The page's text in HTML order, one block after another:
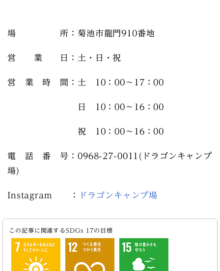
場 所：菊池市龍門910番地
営 業 日：土・日・祝
営 業 時 間：土 10：00～17：00
日 10：00～16：00
祝 10：00～16：00
電 話 番 号：0968-27-0011(ドラゴンキャンプ
場)
Instagram ： ドラゴンキャンプ場
この記事に関連するSDGs 17の目標